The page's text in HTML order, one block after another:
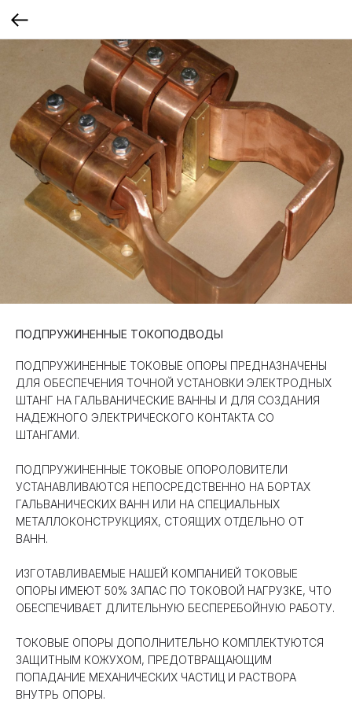
ПОДПРУЖИНЕННЫЕ ТОКОПОДВОДЫ
ПОДПРУЖИНЕННЫЕ ТОКОВЫЕ ОПОРЫ ПРЕДНАЗНАЧЕНЫ
ДЛЯ ОБЕСПЕЧЕНИЯ ТОЧНОЙ УСТАНОВКИ ЭЛЕКТРОДНЫХ
ШТАНГ НА ГАЛЬВАНИЧЕСКИЕ ВАННЫ И ДЛЯ СОЗДАНИЯ
НАДЕЖНОГО ЭЛЕКТРИЧЕСКОГО КОНТАКТА СО
ШТАНГАМИ.
ПОДПРУЖИНЕННЫЕ ТОКОВЫЕ ОПОРОЛОВИТЕЛИ
УСТАНАВЛИВАЮТСЯ НЕПОСРЕДСТВЕННО НА БОРТАХ
ГАЛЬВАНИЧЕСКИХ ВАНН ИЛИ НА СПЕЦИАЛЬНЫХ
МЕТАЛЛОКОНСТРУКЦИЯХ, СТОЯЩИХ ОТДЕЛЬНО ОТ
ВАНН.
ИЗГОТАВЛИВАЕМЫЕ НАШЕЙ КОМПАНИЕЙ ТОКОВЫЕ
ОПОРЫ ИМЕЮТ 50% ЗАПАС ПО ТОКОВОЙ НАГРУЗКЕ, ЧТО
ОБЕСПЕЧИВАЕТ ДЛИТЕЛЬНУЮ БЕСПЕРЕБОЙНУЮ РАБОТУ.
ТОКОВЫЕ ОПОРЫ ДОПОЛНИТЕЛЬНО КОМПЛЕКТУЮТСЯ
ЗАЩИТНЫМ КОЖУХОМ, ПРЕДОТВРАЩАЮЩИМ
ПОПАДАНИЕ МЕХАНИЧЕСКИХ ЧАСТИЦ И РАСТВОРА
ВНУТРЬ ОПОРЫ.